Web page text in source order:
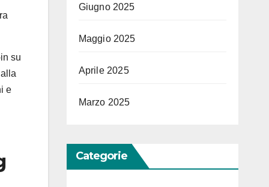
su
e
Giugno 2025
Maggio 2025
Aprile 2025
Marzo 2025
Categorie